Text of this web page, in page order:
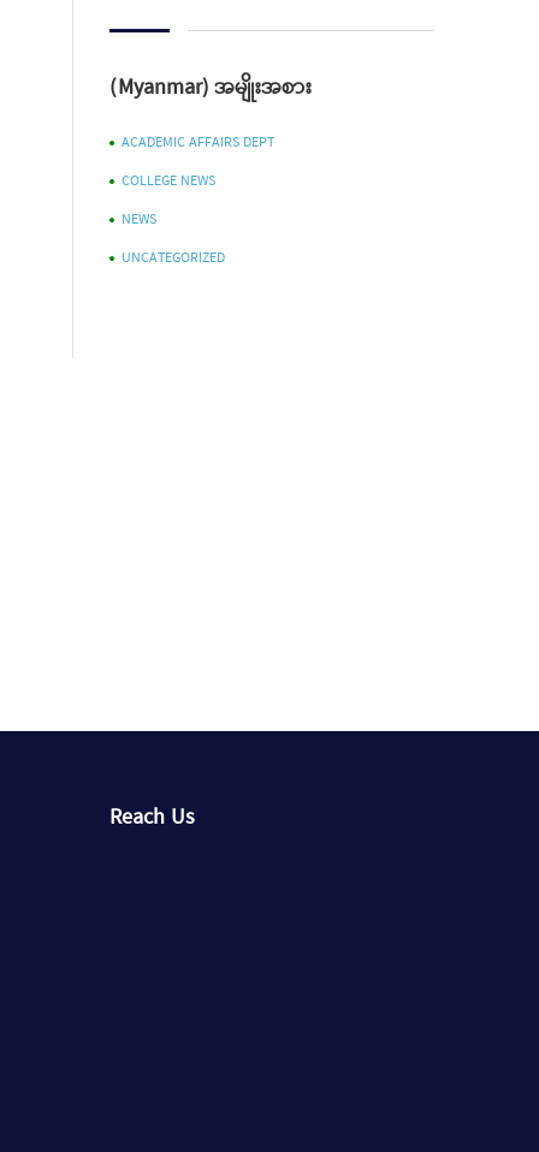
(Myanmar) အမျိုးအစား
ACADEMIC AFFAIRS DEPT
COLLEGE NEWS
NEWS
UNCATEGORIZED
Reach Us